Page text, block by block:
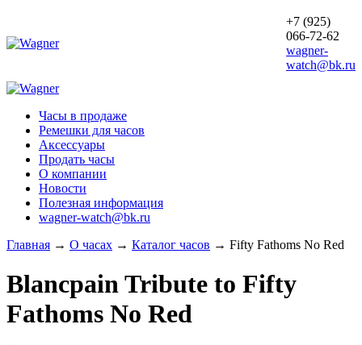
+7 (925)
066-72-62
wagner-
watch@bk.ru
Часы в продаже
Ремешки для часов
Аксессуары
Продать часы
О компании
Новости
Полезная информация
wagner-watch@bk.ru
Главная → О часах → Каталог часов → Fifty Fathoms No Red
BlancpainTribute to Fifty
Fathoms No Red